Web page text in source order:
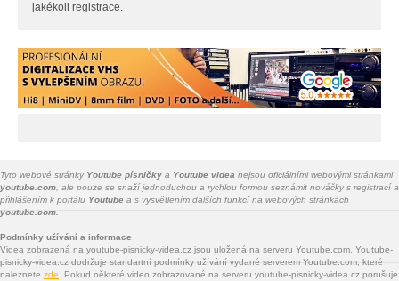
jakékoli registrace.
Tyto webové stránky Youtube písničky a Youtube videa nejsou oficiálními webovými stránkami
youtube.com , ale pouze se snaží jednoduchou a rychlou formou seznámit nováčky s registrací a
přihlášením k portálu Youtube a s vysvětlením dalších funkcí na webových stránkách
youtube.com.
Podmínky užívání a informace
Videa zobrazená na youtube-pisnicky-videa.cz jsou uložená na serveru Youtube.com. Youtube-
pisnicky-videa.cz dodržuje standartní podmínky užívání vydané serverem Youtube.com, které
naleznete zde . Pokud některé video zobrazované na serveru youtube-pisnicky-videa.cz porušuje